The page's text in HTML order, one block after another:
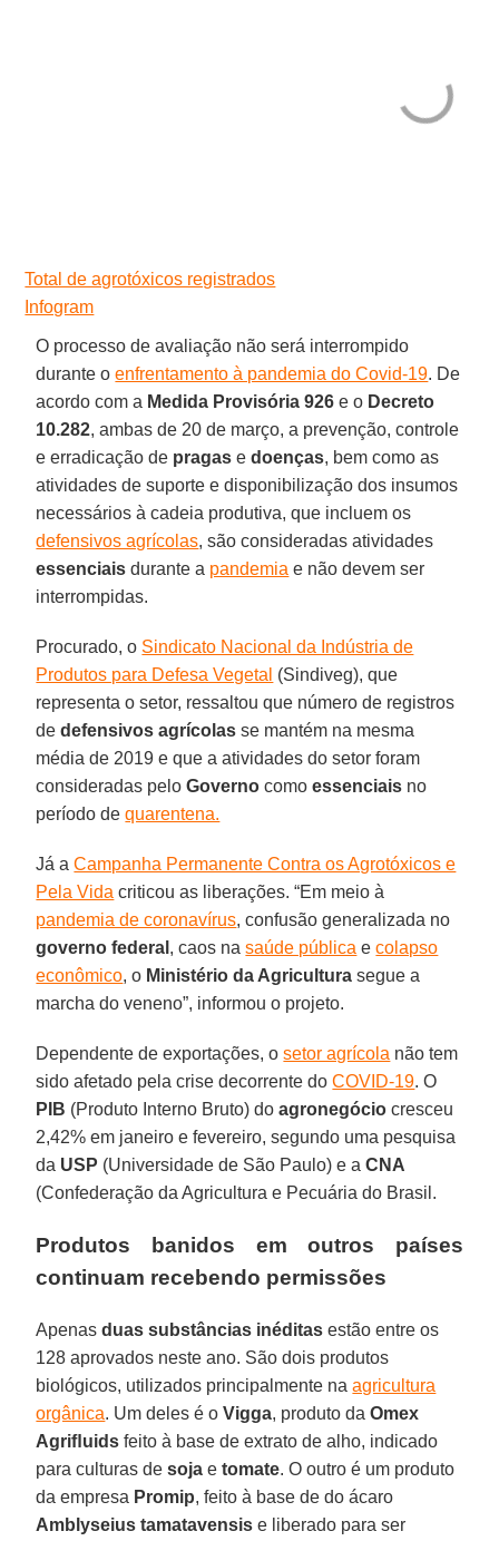
Total de agrotóxicos registrados
Infogram
O processo de avaliação não será interrompido
durante oenfrentamento à pandemia do Covid-19. De
acordo com a Medida Provisória 926 e o Decreto
10.282, ambas de 20 de março, a prevenção, controle
e erradicação de pragas edoenças, bem como as
atividades de suporte e disponibilização dos insumos
necessários à cadeia produtiva, que incluem os
defensivos agrícolas, são consideradas atividades
essenciais durante a pandemia e não devem ser
interrompidas.
Procurado, o Sindicato Nacional da Indústria de
Produtos para Defesa Vegetal (Sindiveg), que
representa o setor, ressaltou que número de registros
dedefensivos agrícolas se mantém na mesma
média de 2019 e que a atividades do setor foram
consideradas peloGoverno comoessenciais no
período dequarentena.
Já aCampanha Permanente Contra os Agrotóxicos e
Pela Vida criticou as liberações. “Em meio à
pandemia de coronavírus, confusão generalizada no
governo federal , caos nasaúde pública ecolapso
econômico, o Ministério da Agricultura segue a
marcha do veneno”, informou o projeto.
Dependente de exportações, osetor agrícola não tem
sido afetado pela crise decorrente doCOVID-19. O
PIB (Produto Interno Bruto) doagronegócio cresceu
2,42% em janeiro e fevereiro, segundo uma pesquisa
da USP (Universidade de São Paulo) e aCNA
(Confederação da Agricultura e Pecuária do Brasil.
Produtos banidos em outros países
continuam recebendo permissões
Apenasduas substâncias inéditas estão entre os
128 aprovados neste ano. São dois produtos
biológicos, utilizados principalmente naagricultura
orgânica. Um deles é oVigga, produto daOmex
Agriﬂuids feito à base de extrato de alho, indicado
para culturas desoja etomate. O outro é um produto
da empresa Promip, feito à base de do ácaro
Amblyseius tamatavensis e liberado para ser